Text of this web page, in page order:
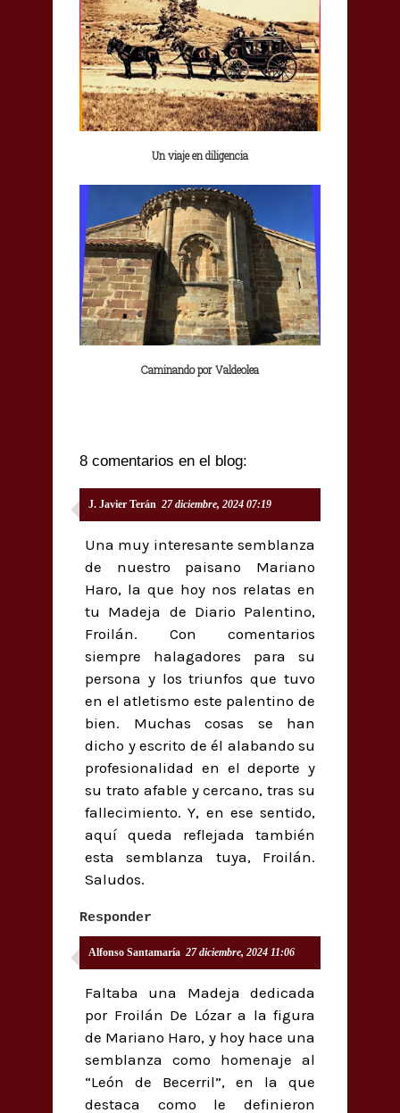
Un viaje en diligencia
Caminando por Valdeolea
8 comentarios en el blog:
J. Javier Terán 27 diciembre, 2024 07:19
Una muy interesante semblanza
de nuestro paisano Mariano
Haro, la que hoy nos relatas en
tu Madeja de Diario Palentino,
Froilán. Con comentarios
siempre halagadores para su
persona y los triunfos que tuvo
en el atletismo este palentino de
bien. Muchas cosas se han
dicho y escrito de él alabando su
profesionalidad en el deporte y
su trato afable y cercano, tras su
fallecimiento. Y, en ese sentido,
aquí queda reflejada también
esta semblanza tuya, Froilán.
Saludos.
Responder
Alfonso Santamaría 27 diciembre, 2024 11:06
Faltaba una Madeja dedicada
por Froilán De Lózar a la figura
de Mariano Haro, y hoy hace una
semblanza como homenaje al
“León de Becerril”, en la que
destaca como le definieron